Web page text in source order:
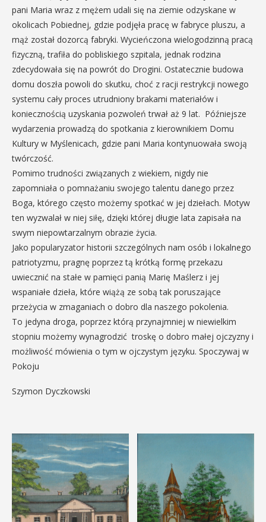
pani Maria wraz z mężem udali się na ziemie odzyskane w
okolicach Pobiednej, gdzie podjęła pracę w fabryce pluszu, a
mąż został dozorcą fabryki. Wycieńczona wielogodzinną pracą
fizyczną, trafiła do pobliskiego szpitala, jednak rodzina
zdecydowała się na powrót do Drogini. Ostatecznie budowa
domu doszła powoli do skutku, choć z racji restrykcji nowego
systemu cały proces utrudniony brakami materiałów i
koniecznością uzyskania pozwoleń trwał aż 9 lat. Późniejsze
wydarzenia prowadzą do spotkania z kierownikiem Domu
Kultury w Myślenicach, gdzie pani Maria kontynuowała swoją
twórczość.
Pomimo trudności związanych z wiekiem, nigdy nie
zapomniała o pomnażaniu swojego talentu danego przez
Boga, którego często możemy spotkać w jej dziełach. Motyw
ten wyzwalał w niej siłę, dzięki której długie lata zapisała na
swym niepowtarzalnym obrazie życia.
Jako popularyzator historii szczególnych nam osób i lokalnego
patriotyzmu, pragnę poprzez tą krótką formę przekazu
uwiecznić na stałe w pamięci panią Marię Maślerz i jej
wspaniałe dzieła, które wiążą ze sobą tak poruszające
przeżycia w zmaganiach o dobro dla naszego pokolenia.
To jedyna droga, poprzez którą przynajmniej w niewielkim
stopniu możemy wynagrodzić troskę o dobro małej ojczyzny i
możliwość mówienia o tym w ojczystym języku. Spoczywaj w
Pokoju
Szymon Dyczkowski